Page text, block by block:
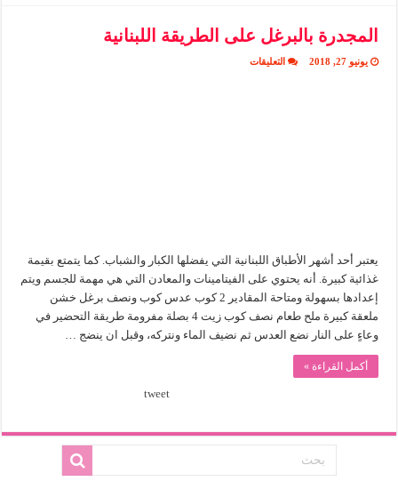
المجدرة بالبرغل على الطريقة اللبنانية
يونيو 27, 2018 التعليقاتعلى
يعتبر أحد أشهر الأطباق اللبنانية التي يفضلها الكبار والشباب. كما يتمتع بقيمة
غذائية كبيرة. أنه يحتوي على الفيتامينات والمعادن التي هي مهمة للجسم ويتم
إعدادها بسهولة ومتاحة المقادير 2 كوب عدس كوب ونصف برغل خشن
ملعقة كبيرة ملح طعام نصف كوب زيت 4 بصلة مفرومة طريقة التحضير في
وعاءٍ على النار نضع العدس ثم نضيف الماء ونتركه، وقبل ان ينضج …
أكمل القراءة »
tweet